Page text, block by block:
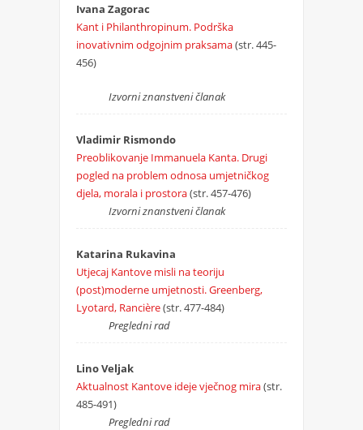
Ivana Zagorac
Kant i Philanthropinum. Podrška
inovativnim odgojnim praksama(str. 445-
456)
Izvorni znanstveni članak
Vladimir Rismondo
Preoblikovanje Immanuela Kanta. Drugi
pogled na problem odnosa umjetničkog
djela, morala i prostora(str. 457-476)
Izvorni znanstveni članak
Katarina Rukavina
Utjecaj Kantove misli na teoriju
(post)moderne umjetnosti. Greenberg,
Lyotard, Rancière(str. 477-484)
Pregledni rad
Lino Veljak
Aktualnost Kantove ideje vječnog mira(str.
485-491)
Pregledni rad